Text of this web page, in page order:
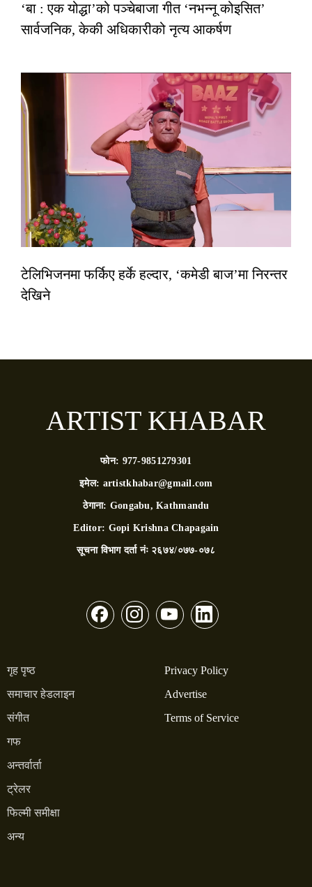
‘बा : एक योद्धा’को पञ्चेबाजा गीत ‘नभन्नू कोइसित’
सार्वजनिक, केकी अधिकारीको नृत्य आकर्षण
टेलिभिजनमा फर्किए हर्के हल्दार, ‘कमेडी बाज’मा निरन्तर
देखिने
ARTIST KHABAR
फोन: 977-9851279301
इमेल: artistkhabar@gmail.com
ठेगाना: Gongabu, Kathmandu
Editor: Gopi Krishna Chapagain
सूचना विभाग दर्ता नंः २६७४/०७७-०७८
गृह पृष्ठ
समाचार हेडलाइन
संगीत
गफ
अन्तर्वार्ता
ट्रेलर
फिल्मी समीक्षा
अन्य
Privacy Policy
Advertise
Terms of Service